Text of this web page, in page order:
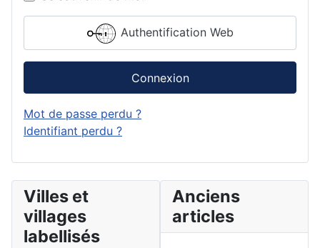
Authentification Web
Connexion
Mot de passe perdu ?
Identifiant perdu ?
Villes et
villages
labellisés
Anciens
articles